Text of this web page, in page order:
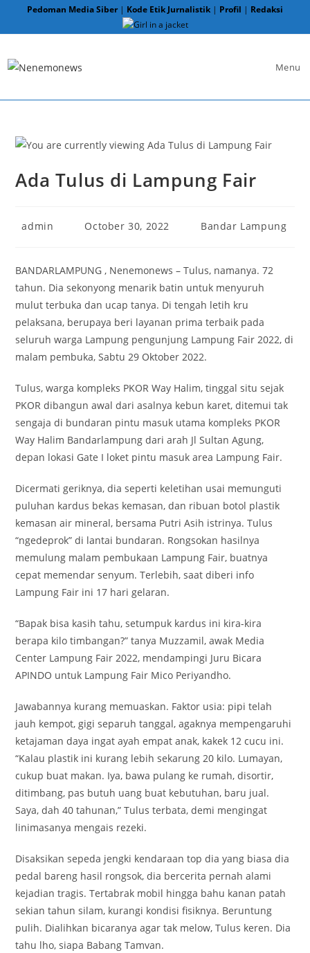
Pedoman Media Siber| Kode Etik Jurnalistik | Profil | Redaksi
Menu
Ada Tulus di Lampung Fair
Post
admin
Post
October 30, 2022
Post
Bandar Lampung
BANDARLAMPUNG , Nenemonews – Tulus, namanya. 72
tahun. Dia sekonyong menarik batin untuk menyuruh
mulut terbuka dan ucap tanya. Di tengah letih kru
pelaksana, berupaya beri layanan prima terbaik pada
seluruh warga Lampung pengunjung Lampung Fair 2022, di
malam pembuka, Sabtu 29 Oktober 2022.
Tulus, warga kompleks PKOR Way Halim, tinggal situ sejak
PKOR dibangun awal dari asalnya kebun karet, ditemui tak
sengaja di bundaran pintu masuk utama kompleks PKOR
Way Halim Bandarlampung dari arah Jl Sultan Agung,
depan lokasi Gate I loket pintu masuk area Lampung Fair.
Dicermati geriknya, dia seperti keletihan usai memunguti
puluhan kardus bekas kemasan, dan ribuan botol plastik
kemasan air mineral, bersama Putri Asih istrinya. Tulus
“ngedeprok” di lantai bundaran. Rongsokan hasilnya
memulung malam pembukaan Lampung Fair, buatnya
cepat memendar senyum. Terlebih, saat diberi info
Lampung Fair ini 17 hari gelaran.
“Bapak bisa kasih tahu, setumpuk kardus ini kira-kira
berapa kilo timbangan?” tanya Muzzamil, awak Media
Center Lampung Fair 2022, mendampingi Juru Bicara
APINDO untuk Lampung Fair Mico Periyandho.
Jawabannya kurang memuaskan. Faktor usia: pipi telah
jauh kempot, gigi separuh tanggal, agaknya mempengaruhi
ketajaman daya ingat ayah empat anak, kakek 12 cucu ini.
“Kalau plastik ini kurang lebih sekarung 20 kilo. Lumayan,
cukup buat makan. Iya, bawa pulang ke rumah, disortir,
ditimbang, pas butuh uang buat kebutuhan, baru jual.
Saya, dah 40 tahunan,” Tulus terbata, demi mengingat
linimasanya mengais rezeki.
Disaksikan sepeda jengki kendaraan top dia yang biasa dia
pedal bareng hasil rongsok, dia bercerita pernah alami
kejadian tragis. Tertabrak mobil hingga bahu kanan patah
sekian tahun silam, kurangi kondisi fisiknya. Beruntung
pulih. Dialihkan bicaranya agar tak melow, Tulus keren. Dia
tahu lho, siapa Babang Tamvan.